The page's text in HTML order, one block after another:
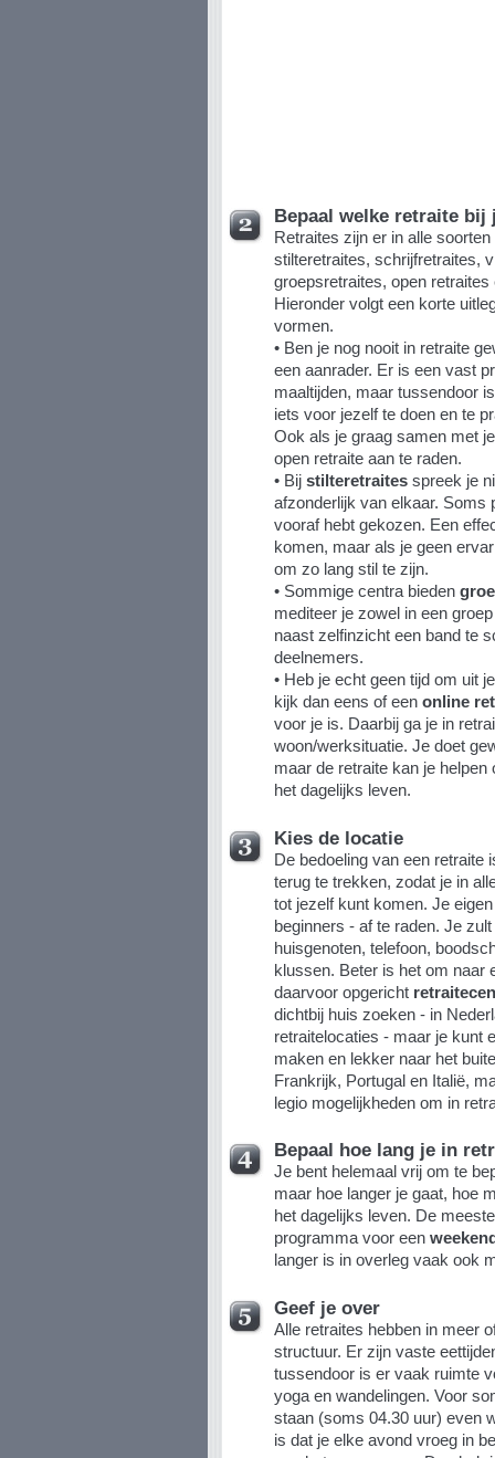
Bepaal welke retraite bij
Retraites zijn er in alle
stilteretraites, schrijfretraites,
groepsretraites, open
Hieronder volgt een korte
vormen.
• Ben je nog nooit in retraite
een aanrader. Er is een vast
maaltijden, maar tussendoor
iets voor jezelf te doen en te
Ook als je graag samen met
open retraite aan te raden.
• Bij stilteretraitesspreek je
afzonderlijk van elkaar. Soms
vooraf hebt gekozen. Een
komen, maar als je geen
om zo lang stil te zijn.
• Sommige centra bieden
mediteer je zowel in een
naast zelfinzicht een band te
deelnemers.
• Heb je echt geen tijd om uit
kijk dan eens of een online
voor je is. Daarbij ga je in
woon/werksituatie. Je doet
maar de retraite kan je
het dagelijks leven.
Kies de locatie
De bedoeling van een retraite
terug te trekken, zodat je in
tot jezelf kunt komen. Je
beginners - af te raden. Je
huisgenoten, telefoon,
klussen. Beter is het om naar
daarvoor opgericht
dichtbij huis zoeken - in
retraitelocaties - maar je kunt
maken en lekker naar het
Frankrijk, Portugal en Italië,
legio mogelijkheden om in
Bepaal hoe lang je in
Je bent helemaal vrij om te
maar hoe langer je gaat, hoe
het dagelijks leven. De
programma voor een
langer is in overleg vaak ook
Geef je over
Alle retraites hebben in meer
structuur. Er zijn vaste
tussendoor is er vaak ruimte
yoga en wandelingen. Voor
staan (soms 04.30 uur) even
is dat je elke avond vroeg in